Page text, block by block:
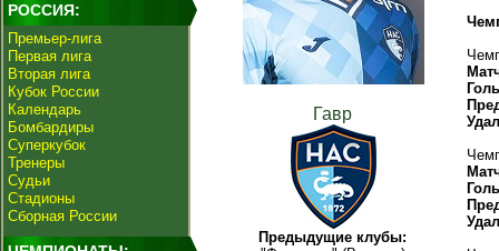
РОССИЯ:
Премьер-лига
Первая лига
Вторая лига
Кубок России
Календарь
Бомбардиры
Суперкубок
Тренеры
Судьи
Стадионы
Сборная России
Гавр
Предыдущие клубы: